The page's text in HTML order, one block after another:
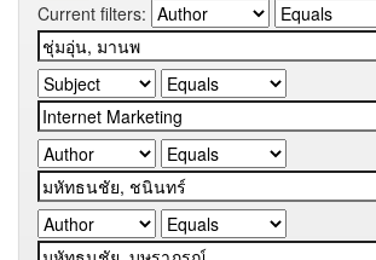
Current filters: